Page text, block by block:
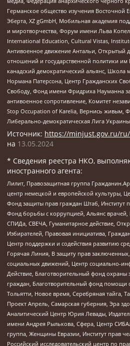
Германское общество изучения
Эберта, XZ gGmbH, Мобильная академия
и миротворчества, Форум имени Льва
International Education, Cultural Vistas,
Антивоенное движение Антальи, Открытый
отношений и государственной политики им
канадский демократический альянс,
Нормана Патерсона, Центр Гражданских
Свободу, Фонд имени Фридриха Науманна
антивоенное сопротивление, Комитет
Stop Occupation of Karelia, Вернись живым,
Либерально-демократическая Лига Украины
Источник: https://minjust.gov.ru/
на 13.05.2024
* Сведения реестра НКО,
иностранного агента:
Лилит, Правозащитная группа
центр немецкой и европейской культуры,
Фонд защиты прав граждан Штаб, Институт
Фонд борьбы с коррупцией, Альянс
СПИДа, СВЕЧА, Гуманитарное действие,
Избирателей, Правовая инициатива,
Центр поддержки и содействия развитию
Горячая Линия, В защиту прав
социальных движений, Центр социально-
Действие, Благотворительный фонд охраны
граждан, Благотворительный фонд
Тольятти, Новое время, Серебряная тайга,
Проект Апрель, Самарская губерния, Эра
Аналитический Центр Юрия Левады,
имени Андрея Рылькова, Сфера, Центр
группа, Женщины Евразии, Институт прав
Российский исследовательский центр по